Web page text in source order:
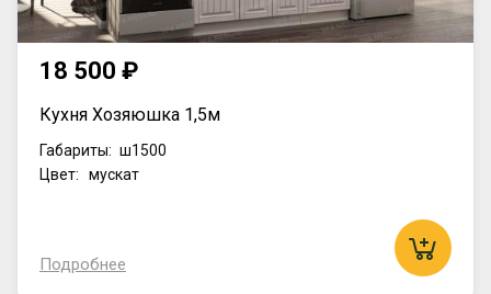
18 500 ₽
Кухня Хозяюшка 1,5м
Габариты: ш1500
Цвет: мускат
Подробнее